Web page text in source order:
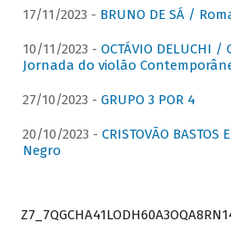
17/11/2023 - BRUNO DE SÁ /
10/11/2023 - OCTÁVIO DELUCHI
Jornada do violão
27/10/2023 - GRUPO 3 POR 4
20/10/2023 - CRISTOVÃO
Negro